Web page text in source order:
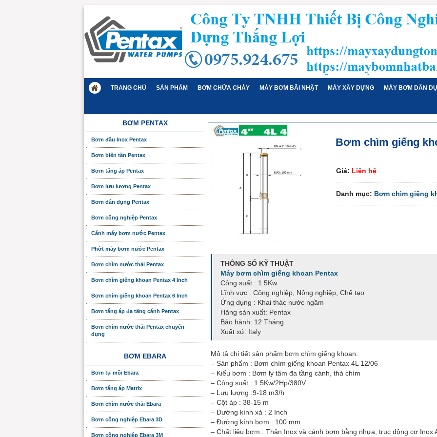
TRANG CHỦ SẢN PHẨM BƠM CHỮA CHÁY MÁY BƠM BÃI NHẬT MÁY XÂY DỰNG MÁY BƠM DÂN
Bơm chìm giếng
Giá: Liên hệ
Danh mục: Bơm chìm giếng
THÔNG SỐ KỸ THUẬT
Máy bơm chìm giếng khoan Pentax
Công suất : 1.5Kw
Lĩnh vực : Công nghiệp, Nông nghiệp, Chế tạo
Ứng dụng : Khai thác nước ngầm
Hãng sản xuất: Pentax
Bảo hành: 12 Tháng
Xuất xứ: Italy
Mô tả chi tiết sản phẩm bơm chìm giếng khoan:
– Sản phẩm : Bơm chìm giếng khoan Pentax 4L 12/06
– Kiểu bơm : Bơm ly tâm đa tầng cánh, thả chìm
– Công suất : 1.5Kw/2Hp/380V
– Lưu lượng :9-18 m3/h
– Cột áp : 38-15 m
– Đường kính xả : 2 Inch
– Đường kính bơm : 100 mm
– Chất liêu bơm : Thân Inox và cánh bơm bằng nhựa, trục động cơ Inox
BƠM PENTAX
Bơm đầu Inox Pentax
Bơm biến tần Pentax
Bơm tăng áp Pentax
Bơm lưu lượng Pentax
Bơm dân dụng Pentax
Bơm công nghiệp Pentax
Cánh máy bơm nước Pentax
Phớt máy bơm nước Pentax
Bơm chìm nước thải Pentax
Bơm chìm giếng khoan Pentax 4 Inch
Bơm chìm giếng khoan Pentax 6 Inch
Bơm tăng áp đa tầng cánh Pentax
Bơm chìm nước thải Pentax chuyên
dụng
BƠM EBARA
Bơm tự mồi Ebara
Bơm tăng áp Matrix
Bơm chìm nước thải Ebara
Bơm công nghiệp Ebara 3D
Bơm công nghiệp Ebara 3M